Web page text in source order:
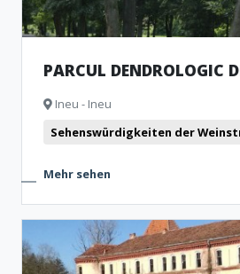
PARCUL DENDROLOGIC
Ineu - Ineu
Sehenswürdigkeiten der
Mehr sehen